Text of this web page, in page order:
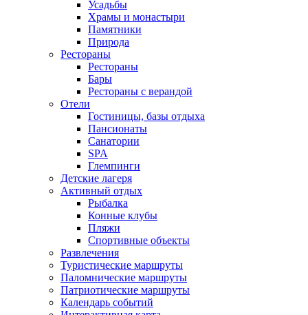
Усадьбы
Храмы и монастыри
Памятники
Природа
Рестораны
Рестораны
Бары
Рестораны с верандой
Отели
Гостиницы, базы отдыха
Пансионаты
Санатории
SPA
Глемпинги
Детские лагеря
Активный отдых
Рыбалка
Конные клубы
Пляжи
Спортивные объекты
Развлечения
Туристические маршруты
Паломнические маршруты
Патриотические маршруты
Календарь событий